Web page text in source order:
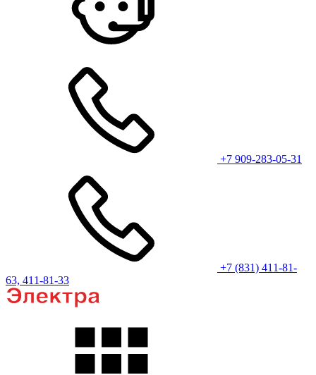
+7 909-283-05-31
+7 (831) 411-81-
63, 411-81-33